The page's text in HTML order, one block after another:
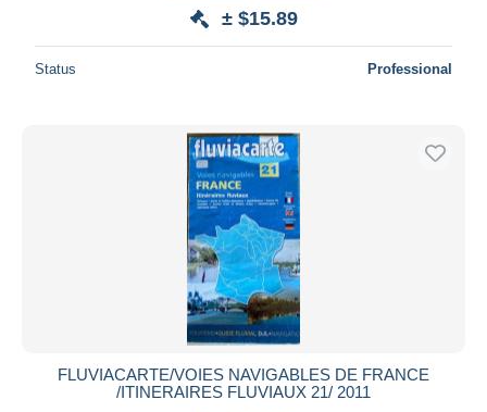
± $15.89
Status Professional
FLUVIACARTE/VOIES NAVIGABLES DE FRANCE
/ITINERAIRES FLUVIAUX 21/ 2011